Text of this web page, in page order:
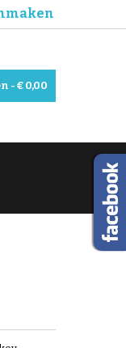
- € 0,00